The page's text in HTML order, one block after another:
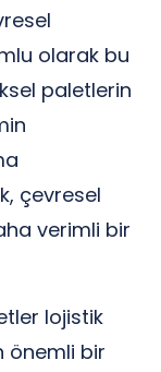
olarak bu
paletlerin
çevresel
verimli bir
lojistik
önemli bir